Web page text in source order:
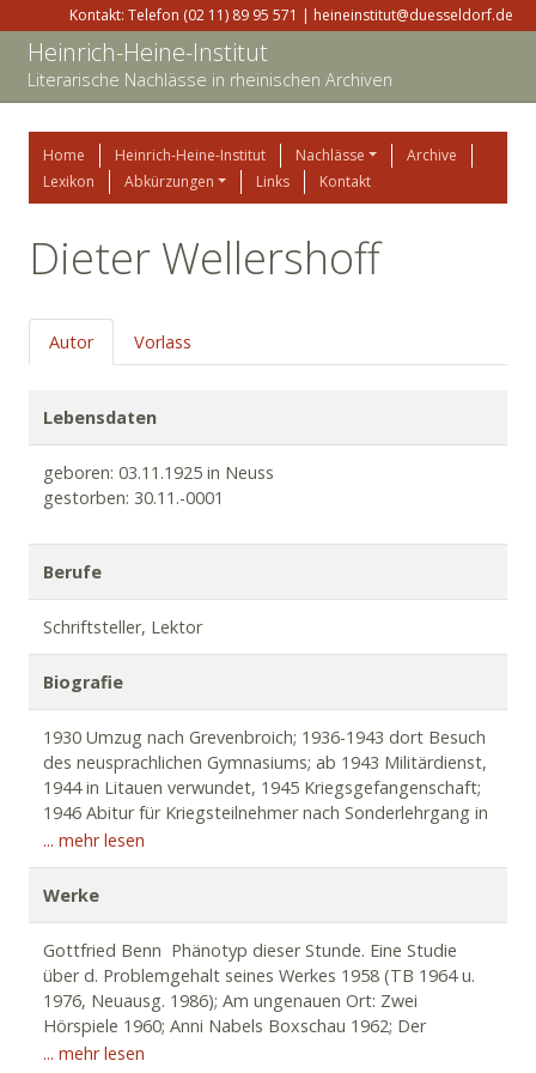
Kontakt: Telefon (02 11) 89 95 571 | heineinstitut@duesseldorf.de
Heinrich-Heine-Institut
Literarische Nachlässe in rheinischen Archiven
Home Heinrich-Heine-Institut Nachlässe
Archive
Lexikon
Abkürzungen Links Kontakt
Dieter Wellershoff
Autor Vorlass
Lebensdaten
geboren: 03.11.1925 in Neuss
gestorben: 30.11.-0001
Berufe
Schriftsteller, Lektor
Biografie
1930 Umzug nach Grevenbroich; 1936-1943 dort Besuch
des neusprachlichen Gymnasiums; ab 1943 Militärdienst,
1944 in Litauen verwundet, 1945 Kriegsgefangenschaft;
1946 Abitur für Kriegsteilnehmer nach Sonderlehrgang in
Grevenbroich; 1947-1952 Studium der Germanistik,
Psychologie und Kunstgeschichte in Bonn, Promotion
(1952); Heirat mit Maria von Thadden; 1952-1955
1959 freier Schriftsteller; danach bis 1981 Lektor für
Wissenschaft und deutsche Literatur im Verlag
Kiepenheuer & Witsch, Köln; seitdem freier Autor in Köln;
Initiator und Mentor der sogenannten „Kölner Schule“ (u.
a. Rolf-Dieter Brinkmann, Nicolas Born, Anne Dorn,
Günter Steffens); zahlreiche Poetik-Vorlesungen und
... mehr lesen
Werke
Gottfried Benn  Phänotyp dieser Stunde. Eine Studie
über d. Problemgehalt seines Werkes 1958 (TB 1964 u.
1976, Neuausg. 1986); Am ungenauen Ort: Zwei
Hörspiele 1960; Anni Nabels Boxschau 1962; Der
Gleichgültige: Versuche über Hemingway, Camus, Benn
... mehr lesen